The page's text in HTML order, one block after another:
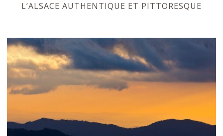
L’ALSACE AUTHENTIQUE ET PITTORESQUE